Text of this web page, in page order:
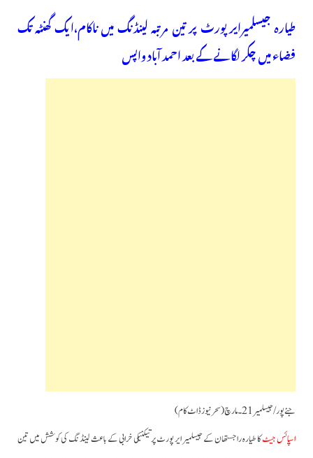
طیارہ جیسلمیرایرپورٹ پر تین مرتبہ لینڈنگ میں ناکام،ایک گھنٹہ تک
فضاء میں چکر لگانے کے بعد احمد آباد واپس
جئے پور/جیسلمیر 21۔مارچ (سحرنیوزڈاٹ کام)
اسپائس جیٹکا طیارہ راجستھان کے جیسلمیر ایر پورٹ پر تیکنیکی خرابی کے باعث لینڈنگ کی کوشش میں تین